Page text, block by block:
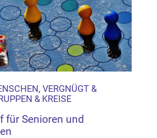
auf Ihrem Gerät setzt, z.B. zwecks
und profilbasierter Werbung.
Sie Ihre Cookie-
anpassen
VERGNÜGT &
& KREISE
für Senioren und